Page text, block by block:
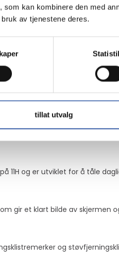
kan kombinere den med
av tjenestene deres.
tillat utvalg
å gi omfattende
kvalitet med en hardhetsgrad
tilbehør som
beskyttelsen fester seg perfekt
mobiltelefonens skjerm er
og er utviklet for å tåle
gir et klart bilde av skjermen
og